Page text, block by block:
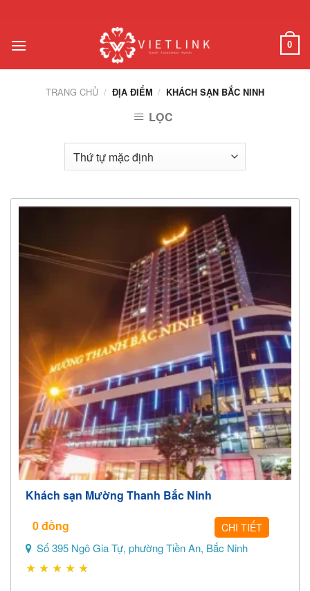
nội
0
TRANG CHỦ / ĐỊA ĐIỂM / KHÁCH SẠN BẮC NINH
LỌC
Khách sạn Mường Thanh Bắc Ninh
0đồng CHI TIẾT
Số 395 Ngô Gia Tự, phường Tiền An, Bắc Ninh
★ ★ ★ ★ ★